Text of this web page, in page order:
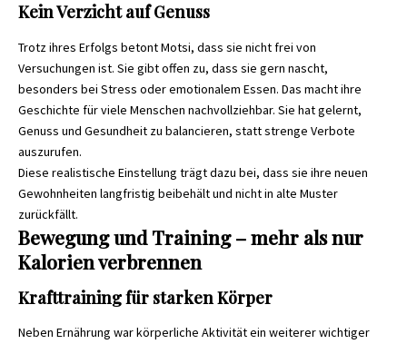
Kein Verzicht auf Genuss
Trotz ihres Erfolgs betont Motsi, dass sie nicht frei von
Versuchungen ist. Sie gibt offen zu, dass sie gern nascht,
besonders bei Stress oder emotionalem Essen. Das macht ihre
Geschichte für viele Menschen nachvollziehbar. Sie hat gelernt,
Genuss und Gesundheit zu balancieren, statt strenge Verbote
auszurufen.
Diese realistische Einstellung trägt dazu bei, dass sie ihre neuen
Gewohnheiten langfristig beibehält und nicht in alte Muster
zurückfällt.
Bewegung und Training – mehr als nur
Kalorien verbrennen
Krafttraining für starken Körper
Neben Ernährung war körperliche Aktivität ein weiterer wichtiger